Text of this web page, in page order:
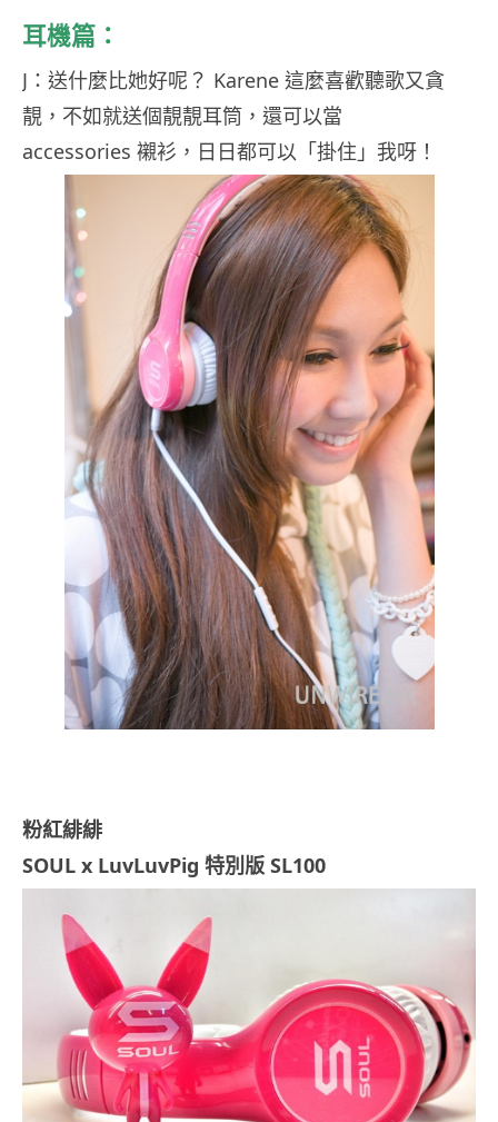
耳機篇：
J：送什麼比她好呢？ Karene 這麼喜歡聽歌又貪
靚，不如就送個靚靚耳筒，還可以當
accessories 襯衫，日日都可以「掛住」我呀！
粉紅緋緋
SOUL x LuvLuvPig 特別版 SL100